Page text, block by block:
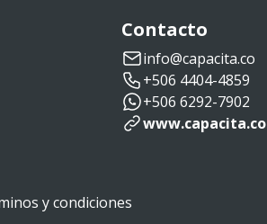
Contacto
info@capacita.co
+506 4404-4859
+506 6292-7902
www.capacita.co
y condiciones